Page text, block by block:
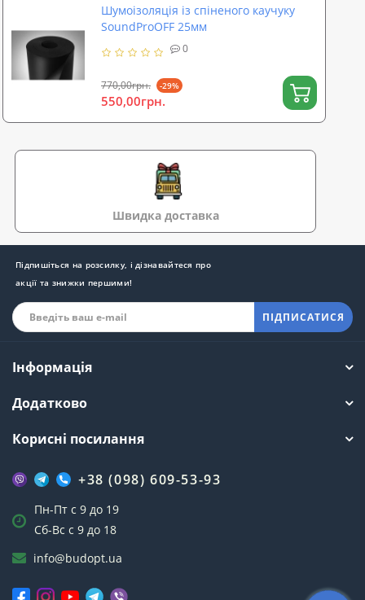
Шумоізоляція із спіненого каучуку
SoundProOFF 25мм
0
770,00грн. -29%
550,00грн.
Швидка доставка
Підпишіться на розсилку, і дізнавайтеся про
акції та знижки першими!
ПІДПИСАТИСЯ
Інформація
Додатково
Корисні посилання
+38 (098) 609-53-93
Пн-Пт с 9 до 19
Сб-Вс с 9 до 18
info@budopt.ua